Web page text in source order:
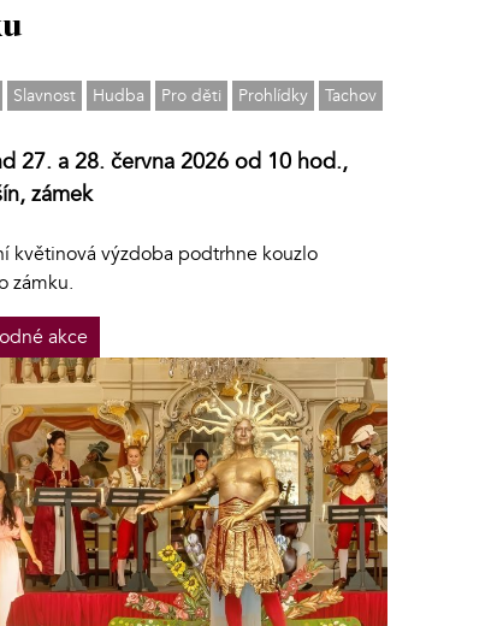
Slavnost Hudba Pro děti Prohlídky Tachov
27. a 28. června 2026 od 10 hod.,
zámek
květinová výzdoba podtrhne kouzlo
zámku.
akce